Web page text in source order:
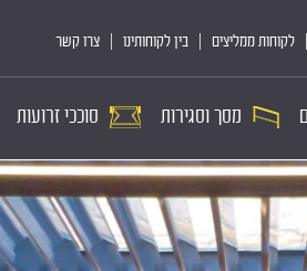
לקוחות ממליצים בין לקוחותינו צרו קשר
מסך וסגירות סוככי זרועות